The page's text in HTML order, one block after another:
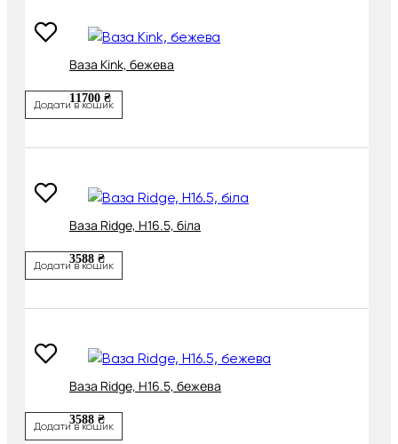
Ваза Kink, бежева
11700 ₴
Додати в кошик
Ваза Ridge, H16.5, біла
3588 ₴
Додати в кошик
Ваза Ridge, H16.5, бежева
3588 ₴
Додати в кошик